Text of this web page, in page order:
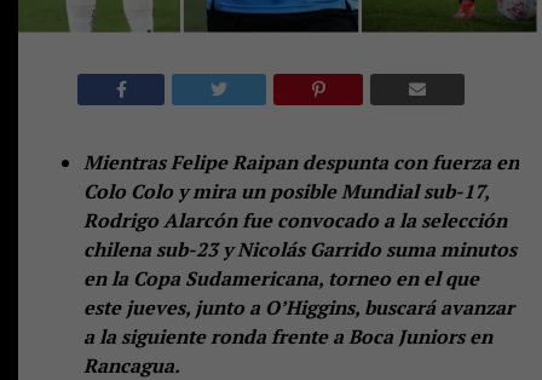
Mientras Felipe Raipan despunta con fuerza en
Colo Colo y mira un posible Mundial sub-17,
Rodrigo Alarcón fue convocado a la selección
chilena sub-23 y Nicolás Garrido suma minutos
en la Copa Sudamericana, torneo en el que
este jueves, junto a O’Higgins, buscará avanzar
a la siguiente ronda frente a Boca Juniors en
Rancagua.